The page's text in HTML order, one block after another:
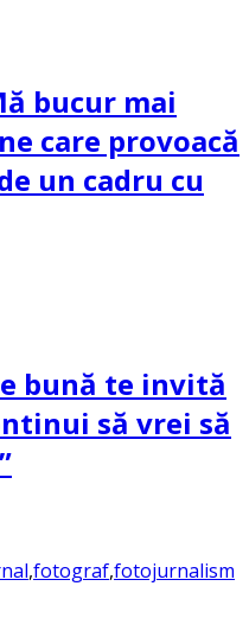
bucur mai
care provoacă
un cadru cu
bună te invită
să vrei să
,fotograf,fotojurnalism